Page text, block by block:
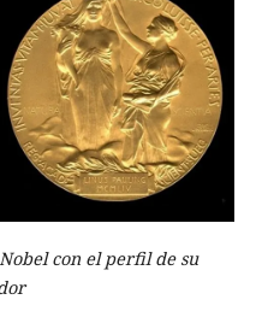
con el perfil de su